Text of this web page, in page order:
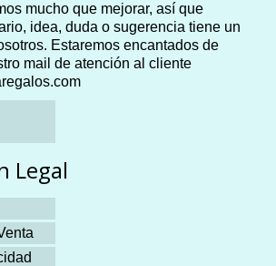
mucho que mejorar, así que
idea, duda o sugerencia tiene un
Estaremos encantados de
mail de atención al cliente
Legal